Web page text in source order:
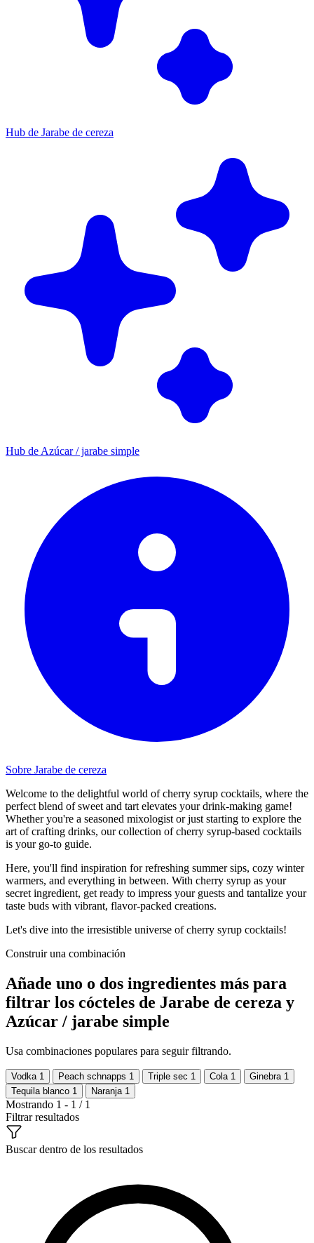
Hub de Jarabe de cereza
Hub de Azúcar / jarabe simple
Sobre Jarabe de cereza
Welcome to the delightful world of cherry syrup cocktails, where the
perfect blend of sweet and tart elevates your drink-making game!
Whether you're a seasoned mixologist or just starting to explore the
art of crafting drinks, our collection of cherry syrup-based cocktails
is your go-to guide.
Here, you'll find inspiration for refreshing summer sips, cozy winter
warmers, and everything in between. With cherry syrup as your
secret ingredient, get ready to impress your guests and tantalize your
taste buds with vibrant, flavor-packed creations.
Let's dive into the irresistible universe of cherry syrup cocktails!
Construir una combinación
Añade uno o dos ingredientes más para
filtrar los cócteles de Jarabe de cereza y
Azúcar / jarabe simple
Usa combinaciones populares para seguir filtrando.
Vodka 1 Peach schnapps 1 Triple sec 1 Cola 1 Ginebra 1
Tequila blanco 1 Naranja 1
Mostrando 1 - 1 / 1
Filtrar resultados
Buscar dentro de los resultados